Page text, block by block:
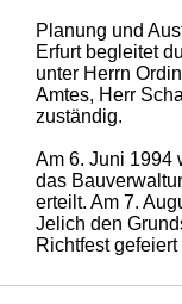
Planung und
Erfurt begleitet
unter Herrn
Amtes, Herr
zuständig.
Am 6. Juni 1994
das
erteilt. Am 7.
Jelich den
Richtfest